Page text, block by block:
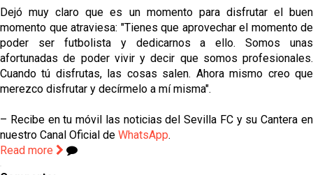
Dejó muy claro que es un momento para disfrutar el buen
momento que atraviesa: "Tienes que aprovechar el momento de
poder ser futbolista y dedicarnos a ello. Somos unas
afortunadas de poder vivir y decir que somos profesionales.
Cuando tú disfrutas, las cosas salen. Ahora mismo creo que
merezco disfrutar y decírmelo a mí misma".
– Recibe en tu móvil las noticias del Sevilla FC y su Cantera en
nuestro Canal Oficial de WhatsApp.
Read more